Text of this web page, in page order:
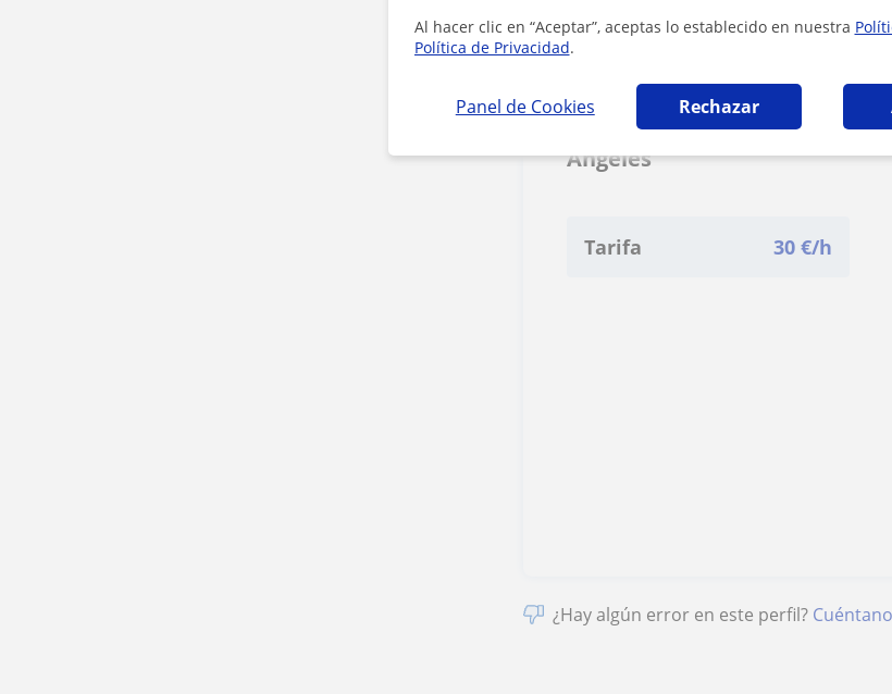
Al hacer clic en “Aceptar”, aceptas lo establecido en nuestra
Política de Privacidad.
Panel de Cookies Rechazar
Contacta con María
Ángeles
Tarifa 30 €/h
¿Hay algún error en este perfil?